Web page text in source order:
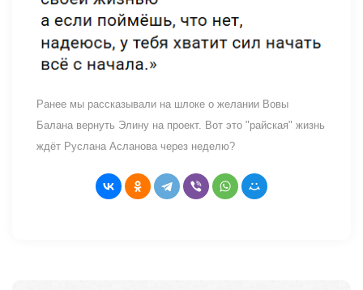
Ранее мы рассказывали на шлоке о желании Вовы
Балана вернуть Элину на проект. Вот это "райская" жизнь
ждёт Руслана Асланова через неделю?